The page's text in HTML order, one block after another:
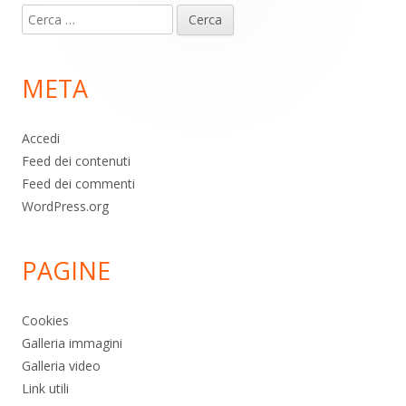
piè
pagina
Ricerca
per:
META
Accedi
Feed dei contenuti
Feed dei commenti
WordPress.org
PAGINE
Cookies
Galleria immagini
Galleria video
Link utili